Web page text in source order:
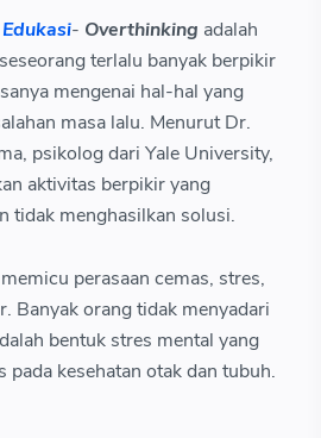
Edukasi- Overthinking adalah
terlalu banyak berpikir
mengenai hal-hal yang
masa lalu. Menurut Dr.
psikolog dari Yale University,
aktivitas berpikir yang
tidak menghasilkan solusi.
perasaan cemas, stres,
Banyak orang tidak menyadari
bentuk stres mental yang
pada kesehatan otak dan tubuh.